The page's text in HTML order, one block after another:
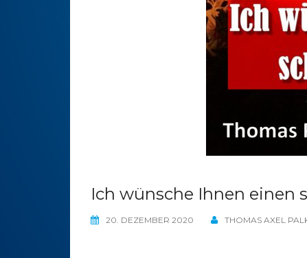
Ich wünsche Ihnen einen
20. DEZEMBER 2020 THOMAS AXEL